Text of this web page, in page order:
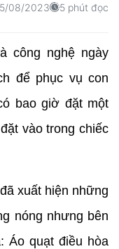
08/2023 5 phút đọc
công nghệ ngày
để phục vụ con
bao giờ đặt một
vào trong chiếc
xuất hiện những
nóng nhưng bên
Áo quạt điều hòa